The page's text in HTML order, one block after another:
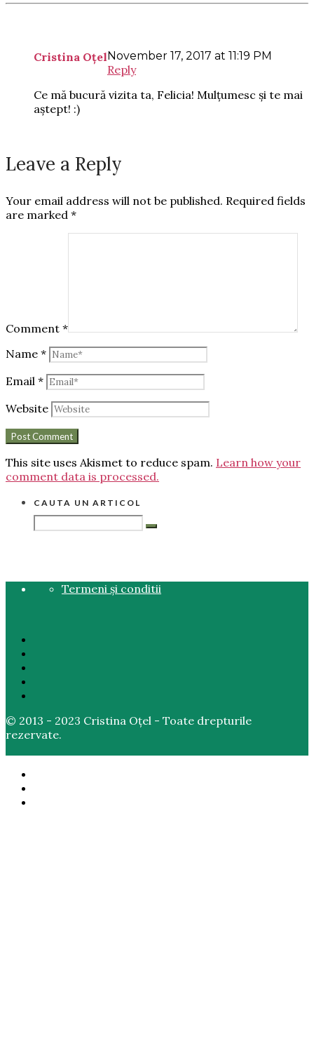
Cristina Oțel November 17, 2017 at 11:19 PM
Reply
Ce mă bucură vizita ta, Felicia! Mulțumesc și te mai
aștept! :)
Leave a Reply
Your email address will not be published. Required fields
are marked *
Comment *
Name *
Email *
Website
This site uses Akismet to reduce spam. Learn how your
comment data is processed.
CAUTA UN ARTICOL
Termeni și conditii
© 2013 - 2023 Cristina Oțel - Toate drepturile
rezervate.